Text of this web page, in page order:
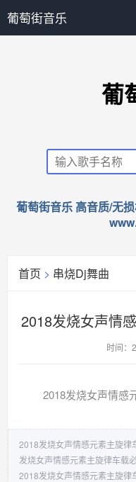
葡萄街音乐
葡
葡萄街音乐 高音质/无
首页 > 串烧Dj舞曲
2018发烧女声情
时间：
2018发烧女声情感
2018发烧女声情感元素主旋律
发烧女声情感元素主旋律车载
2018发烧女声情感元素主旋律